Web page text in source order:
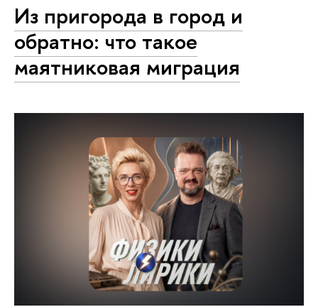
Из пригорода в город и
обратно: что такое
маятниковая миграция